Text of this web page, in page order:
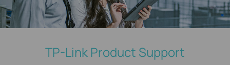
TP-Link Product Support